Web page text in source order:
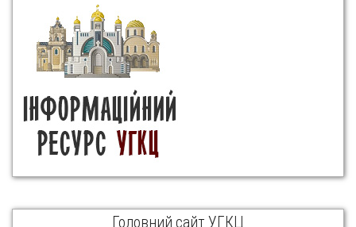
Головний сайт УГКЦ